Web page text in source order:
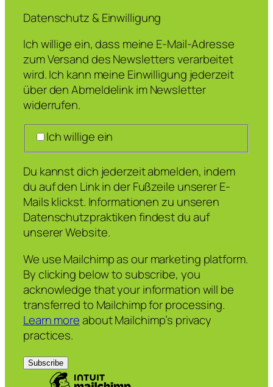
Datenschutz & Einwilligung
Ich willige ein, dass meine E-Mail-Adresse
zum Versand des Newsletters verarbeitet
wird. Ich kann meine Einwilligung jederzeit
über den Abmeldelink im Newsletter
widerrufen.
Ich willige ein
Du kannst dich jederzeit abmelden, indem
du auf den Link in der Fußzeile unserer E-
Mails klickst. Informationen zu unseren
Datenschutzpraktiken findest du auf
unserer Website.
We use Mailchimp as our marketing platform.
By clicking below to subscribe, you
acknowledge that your information will be
transferred to Mailchimp for processing.
Learn moreabout Mailchimp’s privacy
practices.